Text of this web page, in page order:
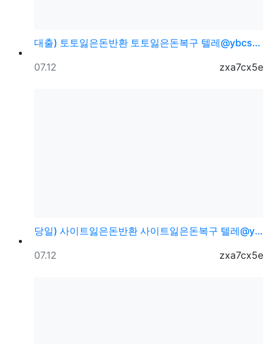
대출) 토토잃은돈반환 토토잃은돈복구 텔레@ybcs24
등록자
zxa7cx5e
등록일
07.12
당일) 사이트잃은돈반환 사이트잃은돈복구 텔레@ybcs2…
등록자
zxa7cx5e
등록일
07.12